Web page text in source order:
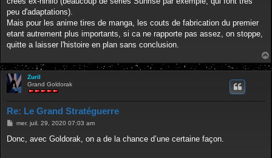
peu d'adaptations).
Mais pour les anime tires de manga, les couts de fabrication du premier
etant autrement plus importants, si ca ne rapporte pas assez, on stoppe,
quitte a laisser l'histoire en plan sans conclusion.
Zuril
Grand Goldorak
Re: Le Grand Stratéguerre
M
s
mer. juil. 29, 2020 07:03 am
Donc, avec Goldorak, on a de la chance d’une certaine façon.